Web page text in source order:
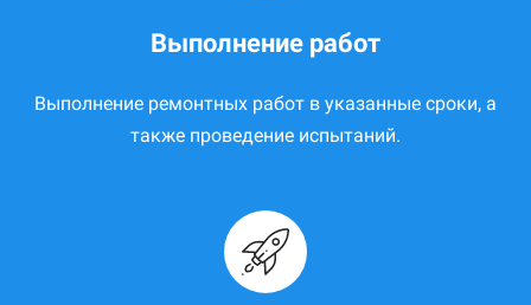
Выполнение работ
Выполнение ремонтных работ в указанные сроки, а
также проведение испытаний.